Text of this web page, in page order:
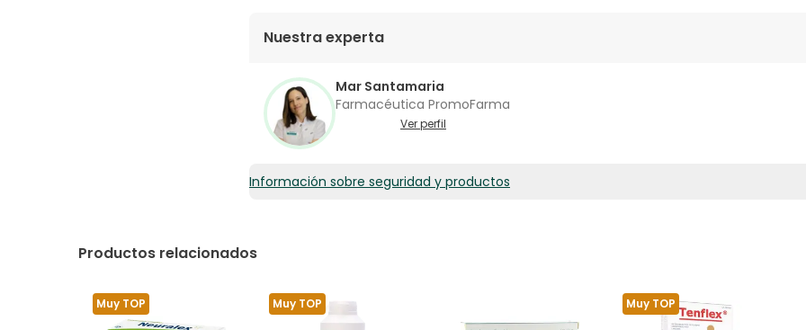
Nuestra experta
Mar Santamaria
Farmacéutica PromoFarma
Ver perfil
Información sobre seguridad y productos
Productos relacionados
Muy TOP Muy TOP Muy TOP